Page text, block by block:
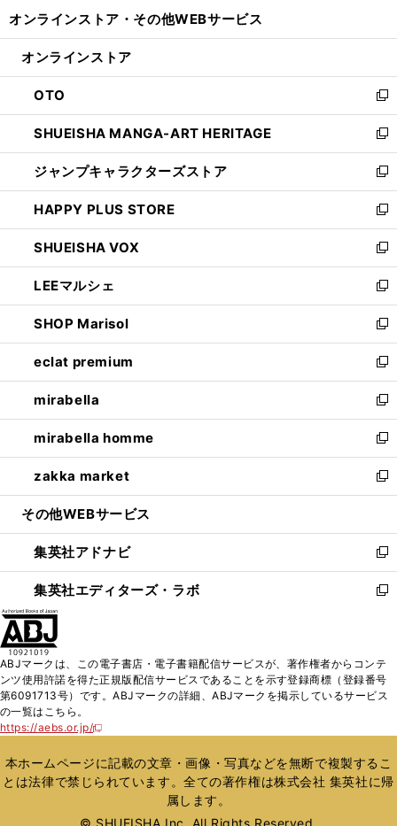
開
ン
ウ
で
開
く
ウ
ン
ド
ウ
で
開
く
オンラインストア・ その他WEBサービス
オンラインストア
OTO
新
し
い
ウ
ィ
ン
ド
ウ
で
開
く
SHUEISHA MANGA-ART HERITAGE
新
し
い
ウ
ィ
ン
ド
ウ
で
開
く
ジャンプキャラクターズストア
新
し
い
ウ
ィ
ン
ド
ウ
で
開
く
HAPPY PLUS STORE
新
し
い
ウ
ィ
ン
ド
ウ
で
開
く
SHUEISHA VOX
新
し
い
ウ
ィ
ン
ド
ウ
で
開
く
LEEマルシェ
新
し
い
ウ
ィ
ン
ド
ウ
で
開
く
SHOP Marisol
新
し
い
ウ
ィ
ン
ド
ウ
で
開
eclat premium
新
し
い
ウ
ィ
ン
ド
ウ
開
く
mirabella
新
し
い
ウ
ィ
ン
ウ
で
開
く
mirabella homme
新
し
い
ウ
ン
ド
ウ
で
zakka market
新
し
ウ
ィ
ン
ド
く
その他WEBサービス
集英社アドナビ
新
し
い
ド
ウ
で
集英社エディターズ・ラボ
新
ィ
ン
ド
開
く
ABJマークは、この電子書店・電子書籍配信サービスが、著作権者からコンテ
ンツ使用許諾を得た正規版配信サービスであることを示す登録商標（登録番号
第6091713号）です。ABJマークの詳細、ABJマークを掲示しているサービス
の一覧はこちら。
https://aebs.or.jp/
新
い
ウ
ィ
本ホームページに記載の文章・画像・写真などを無断で複製するこ
とは法律で禁じられています。全ての著作権は株式会社 集英社に帰
属します。